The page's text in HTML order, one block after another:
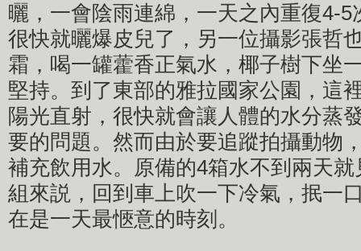
曬，一會陰雨連綿，一天之內重復4-5
很快就曬爆皮兒了，另一位攝影張哲
霜，喝一罐藿香正氣水，椰子樹下坐
堅持。到了東部的雅拉國家公園，這
陽光直射，很快就會讓人體的水分蒸
要的問題。然而由於要追蹤拍攝動物
補充飲用水。原備的4箱水不到兩天
組來説，回到車上吹一下冷氣，抿一
在是一天最愜意的時刻。